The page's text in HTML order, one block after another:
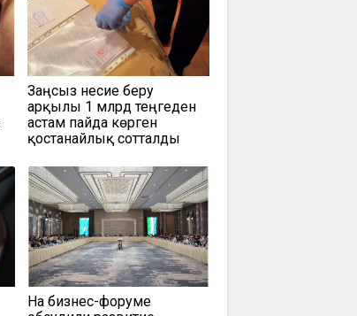
Заңсыз несие беру
арқылы 1 млрд теңгеден
астам пайда көрген
қостанайлық сотталды
На бизнес-форуме